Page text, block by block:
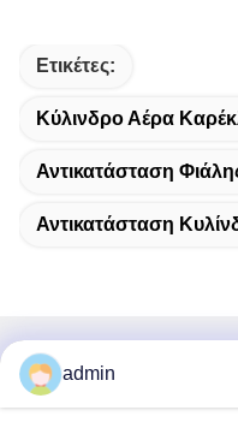
Ετικέτες:
Κύλινδρο Αέρα
Αντικατάσταση
Αντικατάσταση
Γρήγορη
admin